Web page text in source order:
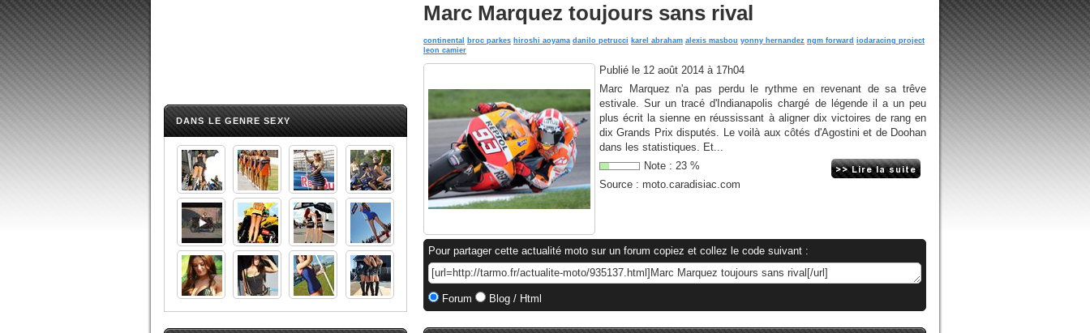
DANS LE GENRE SEXY
Marc Marquez toujours sans rival
continental broc parkes hiroshi aoyama danilo petrucci karel abraham alexis masbou yonny hernandez ngm forward iodaracing project
leon camier
Publié le 12 août 2014 à 17h04
Marc Marquez n'a pas perdu le rythme en revenant de sa trêve
estivale. Sur un tracé d'Indianapolis chargé de légende il a un peu
plus écrit la sienne en réussissant à aligner dix victoires de rang en
dix Grands Prix disputés. Le voilà aux côtés d'Agostini et de Doohan
dans les statistiques. Et...
Note : 23 %
Source : moto.caradisiac.com
Pour partager cette actualité moto sur un forum copiez et collez le code suivant :
Forum Blog / Html